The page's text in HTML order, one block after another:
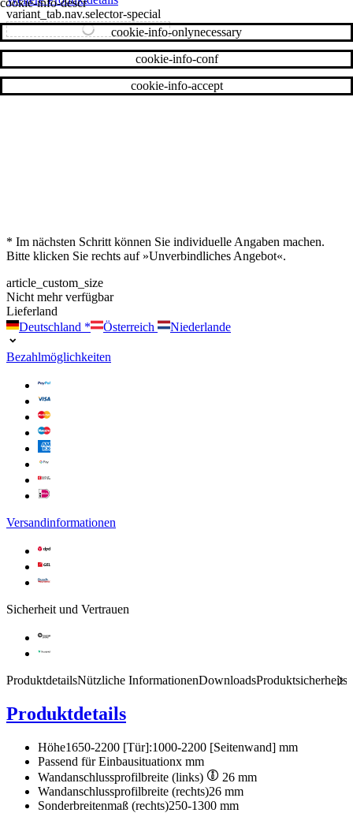
variant_tab.nav.selector-special
variant_tab.nav.selector-standard
* Im nächsten Schritt können Sie individuelle Angaben machen.
Bitte klicken Sie rechts auf »Unverbindliches Angebot«.
article_custom_size
Nicht mehr verfügbar
Lieferland
Deutschland * Österreich Niederlande
Bezahlmöglichkeiten
Versandinformationen
Sicherheit und Vertrauen
Produktdetails
Produktdetails
Höhe1650-2200 [Tür]:1000-2200 [Seitenwand] mm
Passend für Einbausituationx mm
Wandanschlussprofilbreite (links)
26 mm
Wandanschlussprofilbreite (rechts)26 mm
Sonderbreitenmaß (rechts)250-1300 mm
Nützliche InformationenDownloads
cookie-info-accept
cookie-info-conf
cookie-info-onlynecessary